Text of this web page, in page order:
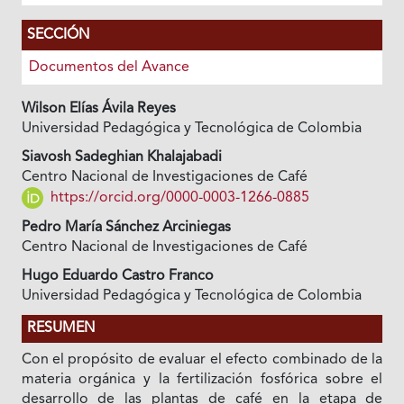
SECCIÓN
Documentos del Avance
Wilson Elías Ávila Reyes
Universidad Pedagógica y Tecnológica de Colombia
Siavosh Sadeghian Khalajabadi
Centro Nacional de Investigaciones de Café
https://orcid.org/0000-0003-1266-0885
Pedro María Sánchez Arciniegas
Centro Nacional de Investigaciones de Café
Hugo Eduardo Castro Franco
Universidad Pedagógica y Tecnológica de Colombia
RESUMEN
Con el propósito de evaluar el efecto combinado de la
materia orgánica y la fertilización fosfórica sobre el
desarrollo de las plantas de café en la etapa de